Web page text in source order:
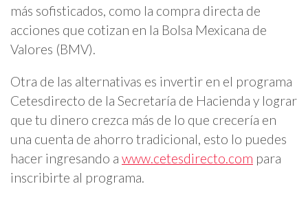
más sofisticados, como la compra directa de
acciones que cotizan en la Bolsa Mexicana de
Valores (BMV).
Otra de las alternativas es invertir en el programa
Cetesdirecto de la Secretaría de Hacienda y lograr
que tu dinero crezca más de lo que crecería en
una cuenta de ahorro tradicional, esto lo puedes
hacer ingresando a www.cetesdirecto.com para
inscribirte al programa.